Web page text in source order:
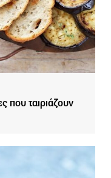
που ταιριάζουν